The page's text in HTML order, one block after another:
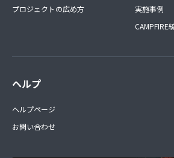
プロジェクトの広め方
実施事例
CAMPFIRE
ヘルプ
ヘルプページ
お問い合わせ